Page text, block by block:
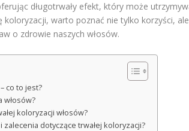
długotrwały efekt, który może
warto poznać nie tylko korzyści,
o zdrowie naszych włosów.
co to jest?
włosów?
koloryzacji włosów?
zalecenia dotyczące trwałej koloryzacji?